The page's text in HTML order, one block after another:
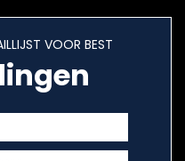
VOOR BEST